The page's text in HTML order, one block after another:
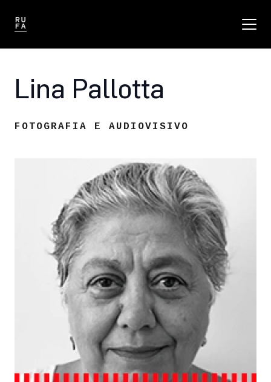
Lina Pallotta
FOTOGRAFIA E AUDIOVISIVO